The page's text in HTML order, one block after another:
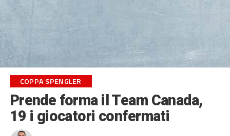
COPPA SPENGLER
Prende forma il Team Canada,
19 i giocatori confermati